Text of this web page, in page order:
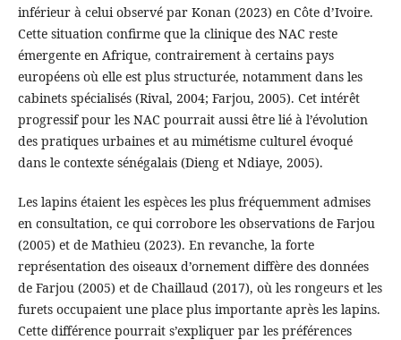
inférieur à celui observé par Konan (2023) en Côte d’Ivoire.
Cette situation confirme que la clinique des NAC reste
émergente en Afrique, contrairement à certains pays
européens où elle est plus structurée, notamment dans les
cabinets spécialisés (Rival, 2004; Farjou, 2005). Cet intérêt
progressif pour les NAC pourrait aussi être lié à l’évolution
des pratiques urbaines et au mimétisme culturel évoqué
dans le contexte sénégalais (Dieng et Ndiaye, 2005).
Les lapins étaient les espèces les plus fréquemment admises
en consultation, ce qui corrobore les observations de Farjou
(2005) et de Mathieu (2023). En revanche, la forte
représentation des oiseaux d’ornement diffère des données
de Farjou (2005) et de Chaillaud (2017), où les rongeurs et les
furets occupaient une place plus importante après les lapins.
Cette différence pourrait s’expliquer par les préférences